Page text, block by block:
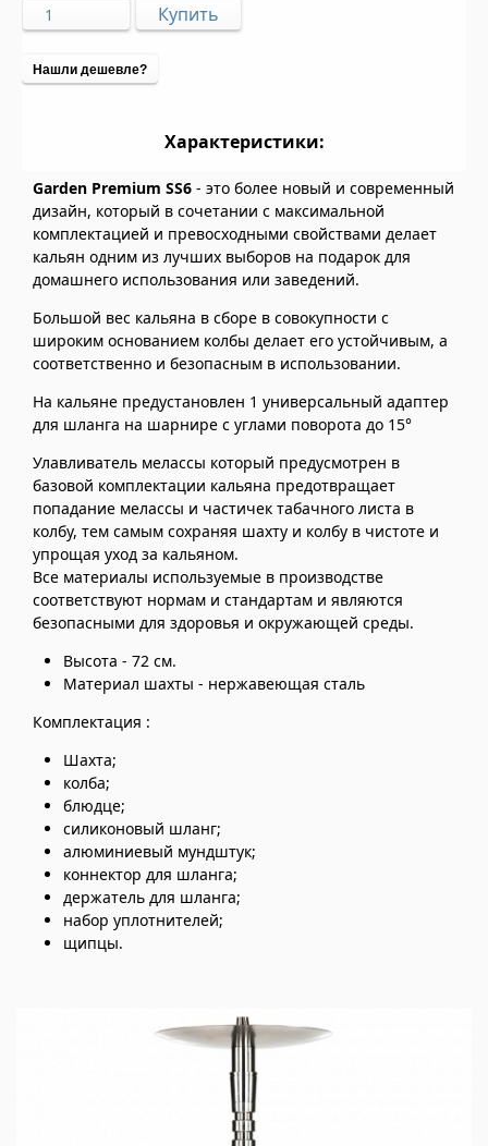
Нашли дешевле?
Характеристики:
Garden Premium SS6 - это более новый и современный
дизайн, который в сочетании с максимальной
комплектацией и превосходными свойствами делает
кальян одним из лучших выборов на подарок для
домашнего использования или заведений.
Большой вес кальяна в сборе в совокупности с
широким основанием колбы делает его устойчивым, а
соответственно и безопасным в использовании.
На кальяне предустановлен 1 универсальный адаптер
для шланга на шарнире с углами поворота до 15°
Улавливатель мелассы который предусмотрен в
базовой комплектации кальяна предотвращает
попадание мелассы и частичек табачного листа в
колбу, тем самым сохраняя шахту и колбу в чистоте и
упрощая уход за кальяном.
Все материалы используемые в производстве
соответствуют нормам и стандартам и являются
безопасными для здоровья и окружающей среды.
Высота - 72 см.
Материал шахты - нержавеющая сталь
Комплектация :
Шахта;
колба;
блюдце;
силиконовый шланг;
алюминиевый мундштук;
коннектор для шланга;
держатель для шланга;
набор уплотнителей;
щипцы.